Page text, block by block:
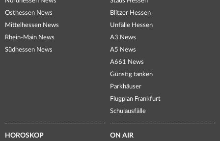
Osthessen News
Mittelhessen News
Rhein-Main News
Südhessen News
Blitzer Hessen
Unfälle Hessen
A3 News
A5 News
A661 News
Günstig tanken
Parkhäuser
Flugplan Frankfurt
Schulausfälle
HOROSKOP ON AIR